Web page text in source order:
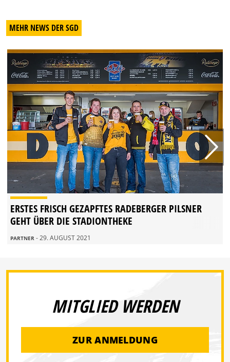
MEHR NEWS DER SGD
ERSTES FRISCH GEZAPFTES RADEBERGER PILSNER
GEHT ÜBER DIE STADIONTHEKE
PARTNER - 29. AUGUST 2021
MITGLIED WERDEN
ZUR ANMELDUNG